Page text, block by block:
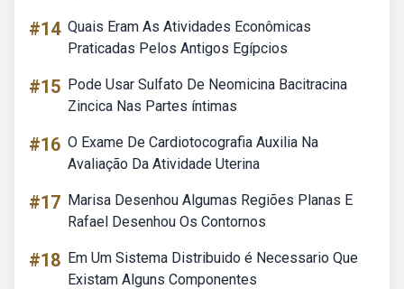
#14 Quais Eram As Atividades Econômicas
Praticadas Pelos Antigos Egípcios
#15 Pode Usar Sulfato De Neomicina Bacitracina
Zincica Nas Partes íntimas
#16 O Exame De Cardiotocografia Auxilia Na
Avaliação Da Atividade Uterina
#17 Marisa Desenhou Algumas Regiões Planas E
Rafael Desenhou Os Contornos
#18 Em Um Sistema Distribuido é Necessario Que
Existam Alguns Componentes